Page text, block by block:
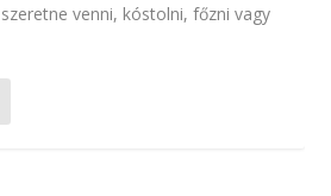
venni, kóstolni, főzni vagy